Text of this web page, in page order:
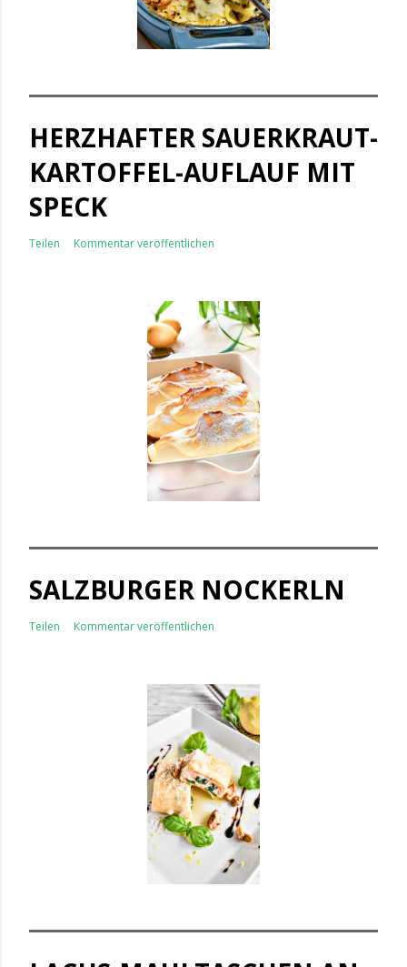
HERZHAFTER SAUERKRAUT-
KARTOFFEL-AUFLAUF MIT
SPECK
Teilen Kommentar veröffentlichen
SALZBURGER NOCKERLN
Teilen Kommentar veröffentlichen